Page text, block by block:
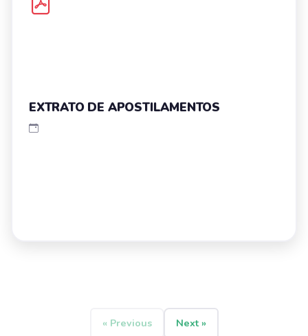
EXTRATO DE APOSTILAMENTOS
« Previous Next »